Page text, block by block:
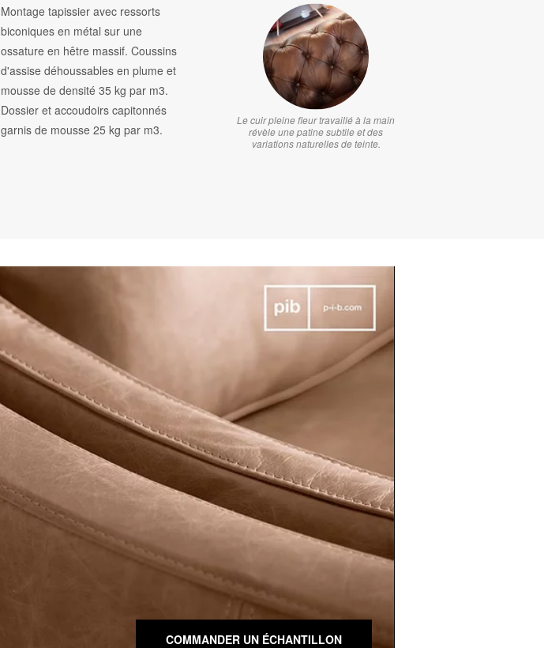
Montage tapissier avec ressorts
biconiques en métal sur une
ossature en hêtre massif. Coussins
d'assise déhoussables en plume et
mousse de densité 35 kg par m3.
Dossier et accoudoirs capitonnés
garnis de mousse 25 kg par m3.
Le cuir pleine fleur travaillé à la main
révèle une patine subtile et des
variations naturelles de teinte.
COMMANDER UN ÉCHANTILLON